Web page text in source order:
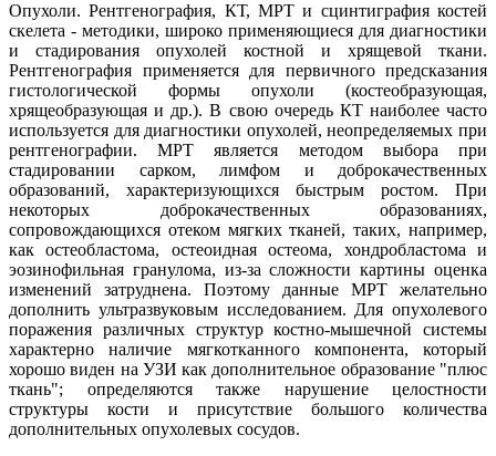
Опухоли. Рентгенография, КТ, МРТ и сцинтиграфия костей
скелета - методики, широко применяющиеся для диагностики
и стадирования опухолей костной и хрящевой ткани.
Рентгенография применяется для первичного предсказания
гистологической формы опухоли (костеобразующая,
хрящеобразующая и др.). В свою очередь КТ наиболее часто
используется для диагностики опухолей, неопределяемых при
рентгенографии. МРТ является методом выбора при
стадировании сарком, лимфом и доброкачественных
образований, характеризующихся быстрым ростом. При
некоторых доброкачественных образованиях,
сопровождающихся отеком мягких тканей, таких, например,
как остеобластома, остеоидная остеома, хондробластома и
эозинофильная гранулома, из-за сложности картины оценка
изменений затруднена. Поэтому данные МРТ желательно
дополнить ультразвуковым исследованием. Для опухолевого
поражения различных структур костно-мышечной системы
характерно наличие мягкотканного компонента, который
хорошо виден на УЗИ как дополнительное образование "плюс
ткань"; определяются также нарушение целостности
структуры кости и присутствие большого количества
дополнительных опухолевых сосудов.